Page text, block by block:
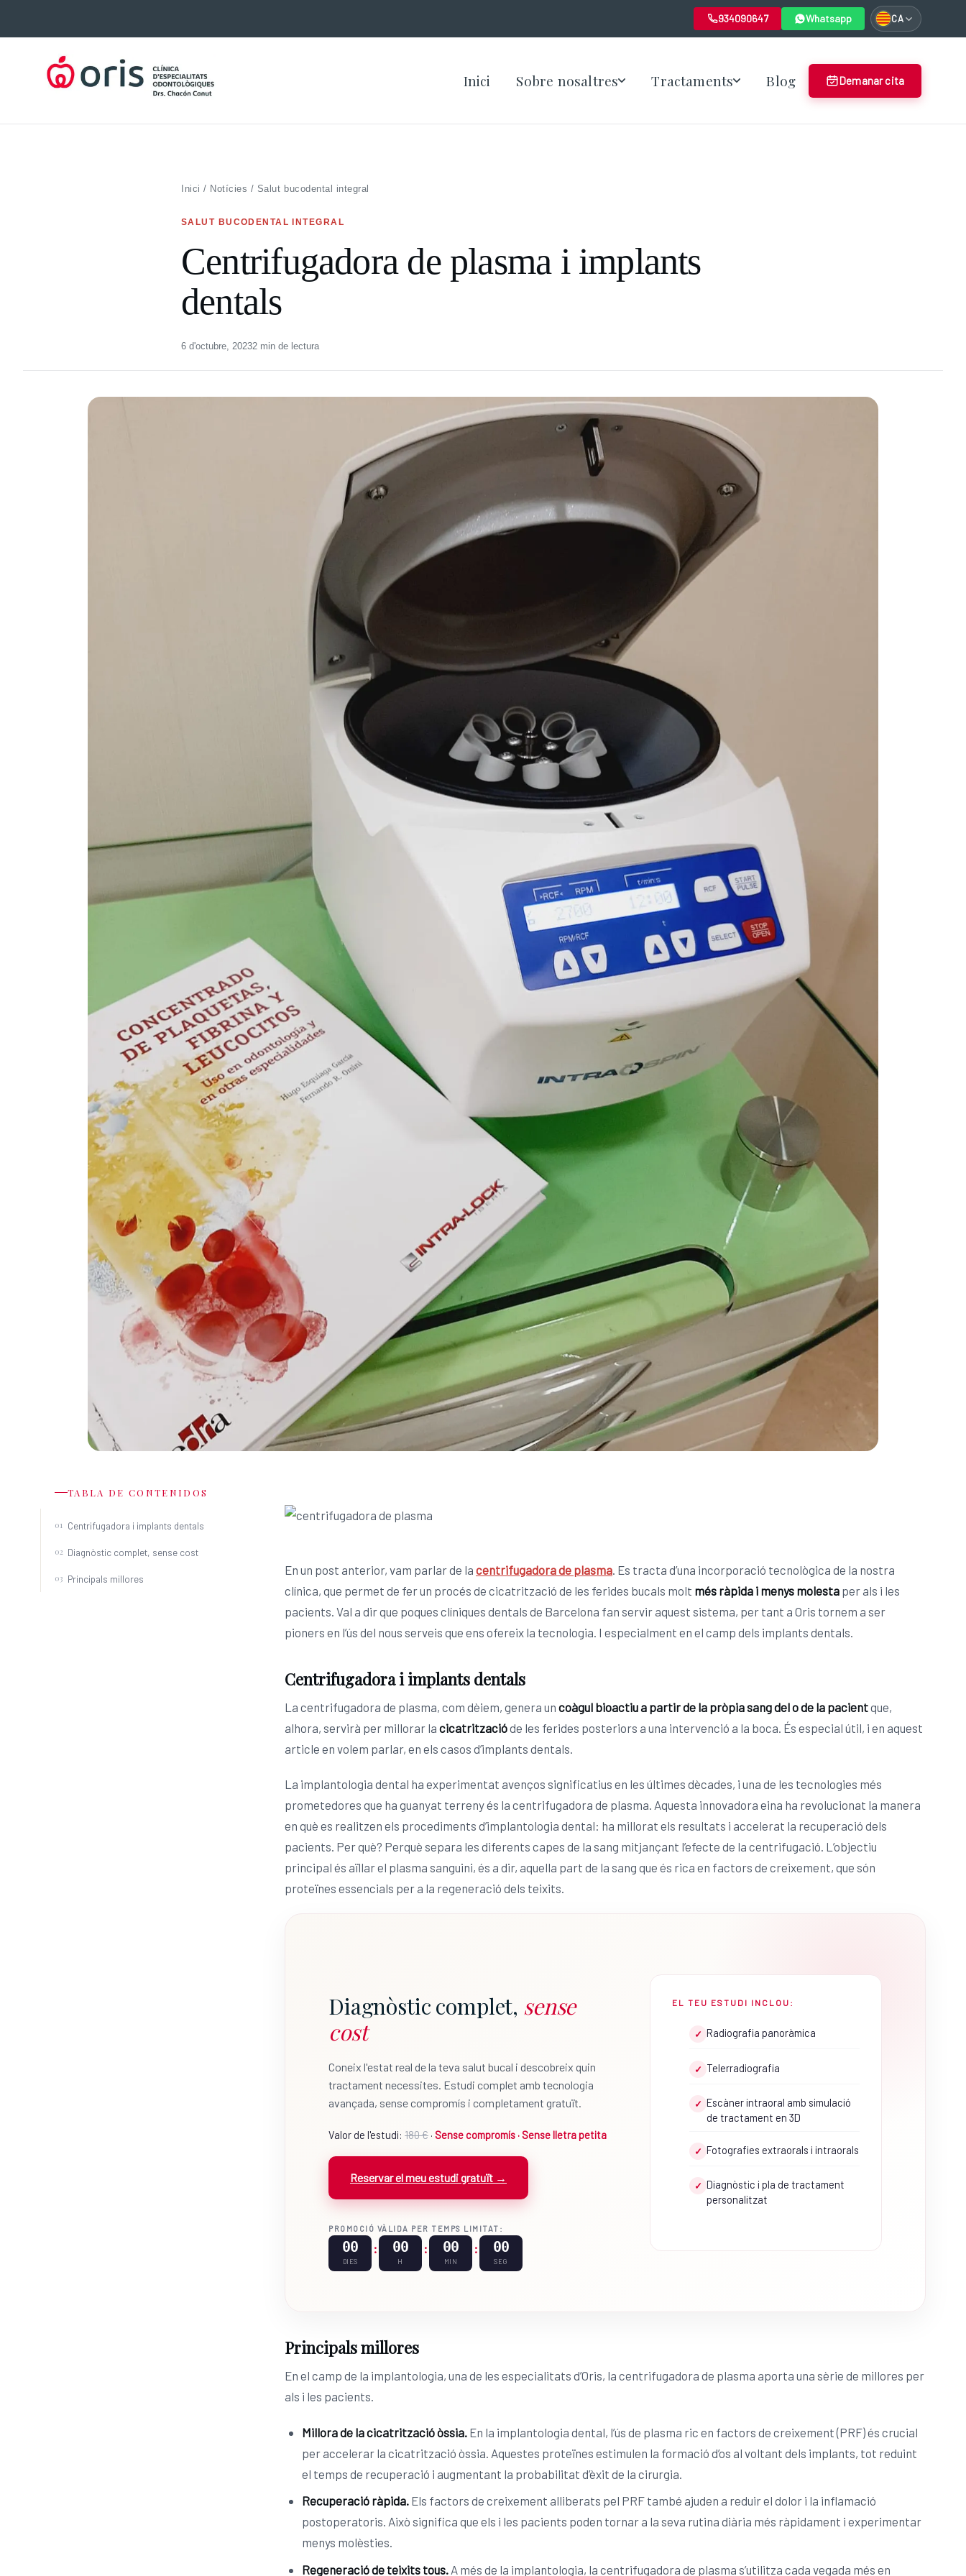
934090647 Whatsapp CA
Inici Sobre nosaltres Tractaments Blog Demanar cita
Inici / Notícies / Salut bucodental integral
SALUT BUCODENTAL INTEGRAL
Centrifugadora de plasma i implants
dentals
6 d'octubre, 20232 min de lectura
TABLA DE CONTENIDOS
Centrifugadora i implants dentals
Diagnòstic complet, sense cost
Principals millores
En un post anterior, vam parlar de la centrifugadora de plasma. Es tracta d’una incorporació tecnològica de la nostra
clínica, que permet de fer un procés de cicatrització de les ferides bucals molt més ràpida i menys molesta per als i les
pacients. Val a dir que poques clíniques dentals de Barcelona fan servir aquest sistema, per tant a Oris tornem a ser
pioners en l’ús del nous serveis que ens ofereix la tecnologia. I especialment en el camp dels implants dentals.
Centrifugadora i implants dentals
La centrifugadora de plasma, com dèiem, genera un coàgul bioactiu a partir de la pròpia sang del o de la pacientque,
alhora, servirà per millorar la cicatritzacióde les ferides posteriors a una intervenció a la boca. És especial útil, i en aquest
article en volem parlar, en els casos d’implants dentals.
La implantologia dental ha experimentat avenços significatius en les últimes dècades, i una de les tecnologies més
prometedores que ha guanyat terreny és la centrifugadora de plasma. Aquesta innovadora eina ha revolucionat la manera
en què es realitzen els procediments d’implantologia dental: ha millorat els resultats i accelerat la recuperació dels
pacients. Per què? Perquè separa les diferents capes de la sang mitjançant l’efecte de la centrifugació. L’objectiu
principal és aïllar el plasma sanguini, és a dir, aquella part de la sang que és rica en factors de creixement, que són
proteïnes essencials per a la regeneració dels teixits.
Diagnòstic complet, sense
cost
Coneix l'estat real de la teva salut bucal i descobreix quin
tractament necessites. Estudi complet amb tecnologia
avançada, sense compromís i completament gratuït.
Valor de l'estudi: 180 € · Sense compromís · Sense lletra petita
Reservar el meu estudi gratuït →
PROMOCIÓ VÀLIDA PER TEMPS LIMITAT:
00
DIES
: 00
H
: 00
MIN
: 00
SEG
EL TEU ESTUDI INCLOU:
✓ Radiografia panoràmica
✓ Telerradiografia
✓ Escàner intraoral amb simulació
de tractament en 3D
✓ Fotografies extraorals i intraorals
✓ Diagnòstic i pla de tractament
personalitzat
Principals millores
En el camp de la implantologia, una de les especialitats d’Oris, la centrifugadora de plasma aporta una sèrie de millores per
als i les pacients.
Millora de la cicatrització òssia.En la implantologia dental, l’ús de plasma ric en factors de creixement (PRF) és crucial
per accelerar la cicatrització òssia. Aquestes proteïnes estimulen la formació d’os al voltant dels implants, tot reduint
el temps de recuperació i augmentant la probabilitat d’èxit de la cirurgia.
Recuperació ràpida.Els factors de creixement alliberats pel PRF també ajuden a reduir el dolor i la inflamació
postoperatoris. Això significa que els i les pacients poden tornar a la seva rutina diària més ràpidament i experimentar
menys molèsties.
Regeneració de teixits tous.A més de la implantologia, la centrifugadora de plasma s’utilitza cada vegada més en